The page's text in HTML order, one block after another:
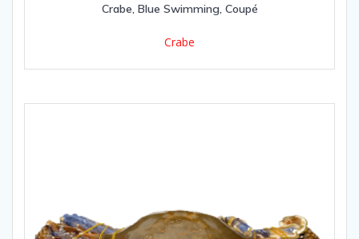
Crabe, Blue Swimming, Coupé
Crabe